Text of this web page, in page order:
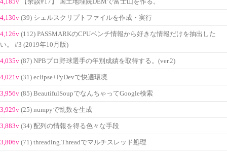
【余談#17】 国土地理院DEMで富士山を作る。
4,130v (39) シェルスクリプトファイルを作成・実行
4,126v (112) PASSMARKのCPUベンチ情報から好きな情報だけを抽出した
い。 #3 (2019年10月版)
4,035v (87) NPBプロ野球選手の年別成績を取得する。(ver.2)
4,021v (31) eclipse+PyDevで快適環境
3,956v (85) BeautifulSoupでなんちゃってGoogle検索
3,929v (25) numpyで乱数を生成
3,883v (34) 配列の情報を得る色々な手段
3,806v (71) threading.Threadでマルチスレッド処理